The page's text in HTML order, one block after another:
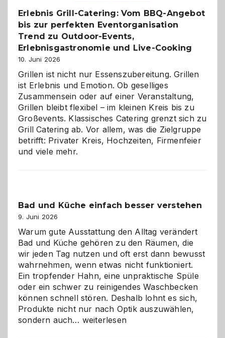
Erlebnis Grill-Catering: Vom BBQ-Angebot
bis zur perfekten Eventorganisation
Trend zu Outdoor-Events,
Erlebnisgastronomie und Live-Cooking
10. Juni 2026
Grillen ist nicht nur Essenszubereitung. Grillen
ist Erlebnis und Emotion. Ob geselliges
Zusammensein oder auf einer Veranstaltung,
Grillen bleibt flexibel – im kleinen Kreis bis zu
Großevents. Klassisches Catering grenzt sich zu
Grill Catering ab. Vor allem, was die Zielgruppe
betrifft: Privater Kreis, Hochzeiten, Firmenfeier
und viele mehr.
Bad und Küche einfach besser verstehen
9. Juni 2026
Warum gute Ausstattung den Alltag verändert
Bad und Küche gehören zu den Räumen, die
wir jeden Tag nutzen und oft erst dann bewusst
wahrnehmen, wenn etwas nicht funktioniert.
Ein tropfender Hahn, eine unpraktische Spüle
oder ein schwer zu reinigendes Waschbecken
können schnell stören. Deshalb lohnt es sich,
Produkte nicht nur nach Optik auszuwählen,
sondern auch… Bad
weiterlesen